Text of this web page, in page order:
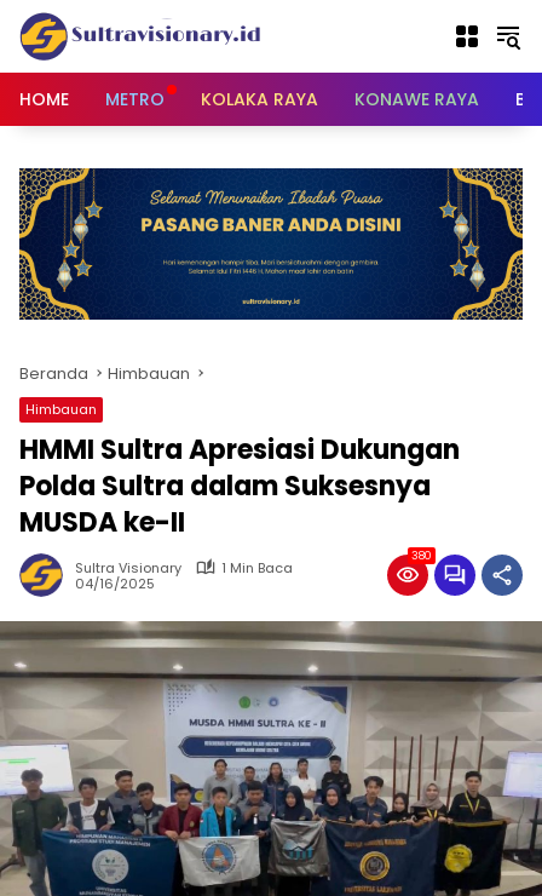
Langsung
konten
HOME
METRO KOLAKA RAYA KONAWE RAYA
Beranda Himbauan
Himbauan
HMMI Sultra Apresiasi Dukungan
Polda Sultra dalam Suksesnya
MUSDA ke-II
Sultra Visionary
1 Min Baca
04/16/2025
380